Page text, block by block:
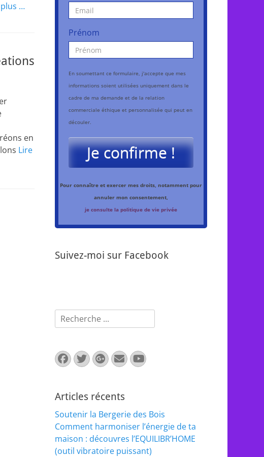
…
en
Lire
Prénom
En soumettant ce formulaire, j'accepte que mes
informations soient utilisées uniquement dans le
cadre de ma demande et de la relation
commerciale éthique et personnalisée qui peut en
découler.
Je confirme !
Pour connaître et exercer mes droits, notamment pour
annuler mon consentement,
je consulte la politique de vie privée
Suivez-moi sur Facebook
Rechercher :
Facebook
Twitter
Googleplus
E-
mail
YouTube
Articles récents
Soutenir la Bergerie des Bois
Comment harmoniser l’énergie de ta
maison : découvres l’EQUILIBR’HOME
(outil vibratoire puissant)